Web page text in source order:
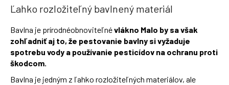
Ľahko rozložiteľný bavlnený materiál
Bavlna je prírodnéobnoviteľnévlákno Malo by sa však
zohľadniť aj to, že pestovanie bavlny si vyžaduje
spotrebu vody a používanie pesticídov na ochranu proti
škodcom.
Bavlna je jedným z ľahko rozložiteľných materiálov, ale